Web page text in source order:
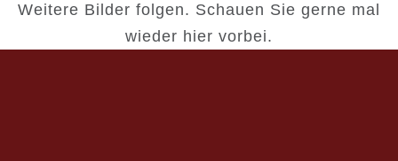
Weitere Bilder folgen. Schauen Sie gerne mal
wieder hier vorbei.